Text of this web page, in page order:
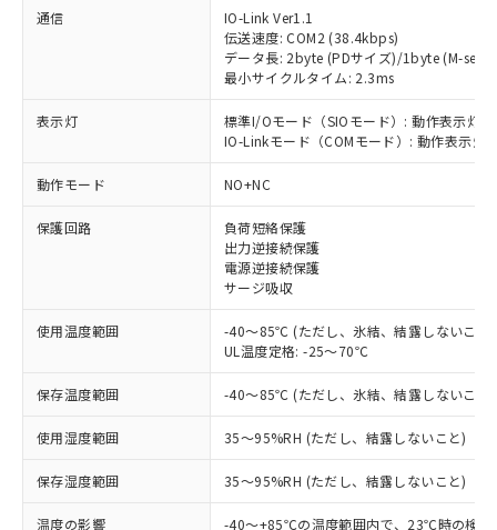
通信
IO-Link Ver1.1
伝送速度: COM2 (38.4kbps)
データ長: 2byte (PDサイズ)/1byte (M-
最小サイクルタイム: 2.3ms
表示灯
標準I/Oモード（SIOモード）: 動作表示灯(
IO-Linkモード（COMモード）: 動作表示
動作モード NO+NC
保護回路
負荷短絡保護
出力逆接続保護
電源逆接続保護
サージ吸収
使用温度範囲
-40～85℃ (ただし、氷結、結露しないこと)
UL温度定格: -25～70℃
保存温度範囲 -40～85℃ (ただし、氷結、結露しないこと)
使用湿度範囲 35～95%RH (ただし、結露しないこと)
保存湿度範囲 35～95%RH (ただし、結露しないこと)
温度の影響 -40～+85℃の温度範囲内で、23℃時の検
ご利用条件
以下の条件をお読みいただき、同意のうえ
ご利用ください。
本サービスは、当社制御機器事業取扱
商品の当社在庫状況および標準価格
(税抜)を提供させていただくもので
※1 対応状況
対応済み：EU RoHS指令（10物質）の
非含有に対応した製品が提供可能な商品で
対応予定：EU RoHS指令（10物質）の非含
有に対応した製品に切り替える予定のある
商品です。
対応予定なし：EU RoHS指令（10物質）の
非含有に非対応の商品で、対応品を出す予
定はありません。
調査・確認中：EU RoHS指令（10物質）の
非含有の対応状況を調査中または確認中の
商品です。
非該当品：ライセンス料など無形物で、有
※1 中国RoHS○×表
「○」：最大均質材料含有率が中国RoHSの